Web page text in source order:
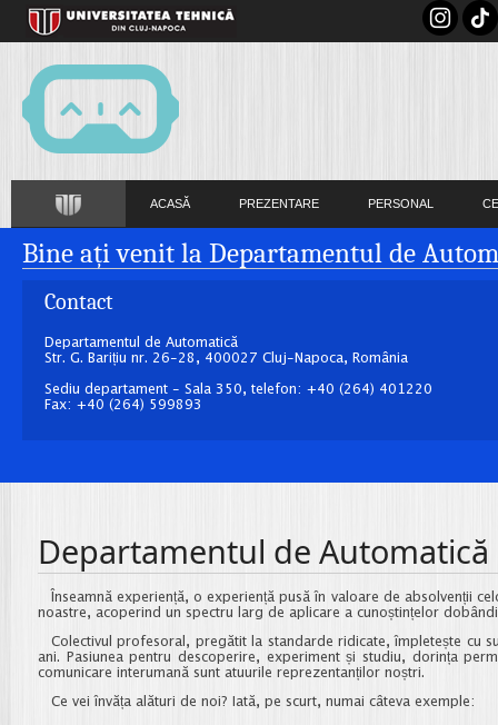
ACASĂ PREZENTARE PERSONAL
Bine ați venit la Departamentul de
Contact
Departamentul de Automatică
Str. G. Barițiu nr. 26-28, 400027 Cluj-Napoca, România
Sediu departament - Sala 350, telefon: +40 (264) 401220
Fax: +40 (264) 599893
Departamentul de Automatică
Înseamnă experiență, o experiență pusă în valoare de absolvenții
noastre, acoperind un spectru larg de aplicare a cunoștințelor
Colectivul profesoral, pregătit la standarde ridicate, împletește cu
ani. Pasiunea pentru descoperire, experiment și studiu, dorința
comunicare interumană sunt atuurile reprezentanților noștri.
Ce vei învăța alături de noi? Iată, pe scurt, numai câteva exemple: